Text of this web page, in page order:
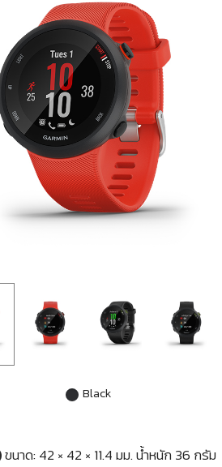
Black
ขนาด: 42 × 42 × 11.4 มม. น้ำหนัก 36 กรัม